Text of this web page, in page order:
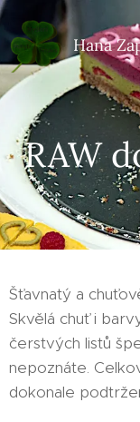
Hana
RAW
Šťavnatý a
Skvělá chuť i
čerstvých listů
nepoznáte.
dokonale